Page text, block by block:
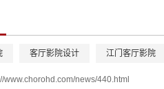
客厅影院设计 江门客厅影院
www.chorohd.com/news/440.html